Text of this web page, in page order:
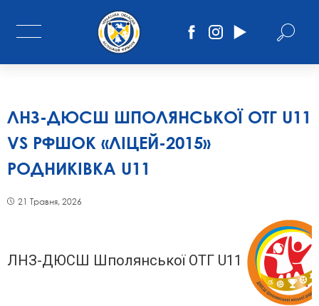
ЛНЗ-ДЮСШ ШПОЛЯНСЬКОЇ ОТГ U11
VS РФШОК «ЛІЦЕЙ-2015»
РОДНИКІВКА U11
21 Травня, 2026
ЛНЗ-ДЮСШ Шполянської ОТГ U11